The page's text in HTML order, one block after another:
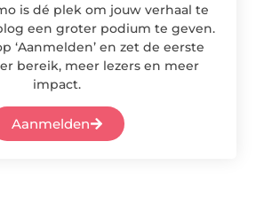
is dé plek om jouw verhaal te
een groter podium te geven.
‘Aanmelden’ en zet de eerste
bereik, meer lezers en meer
impact.
Aanmelden